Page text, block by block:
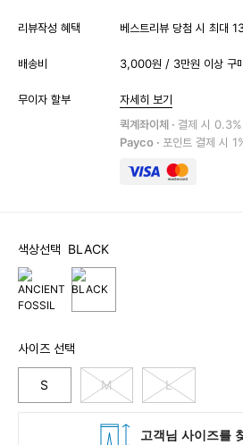
리뷰작성 혜택 베스트리뷰 당첨 시 최대
배송비 3,000원 / 3만원 이상 구
무이자 할부
자세히 보기
퀵계좌이체 · 결제 시 0.3%
Payco · 포인트 결제 시
색상선택 BLACK
사이즈 선택
S M L